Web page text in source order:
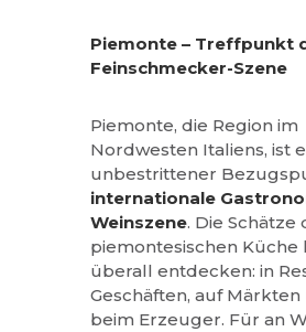
Piemonte – Treffpunkt
Feinschmecker-Szene
Piemonte, die Region im
Nordwesten Italiens, ist
unbestrittener
internationale
Weinszene. Die Schätze
piemontesischen Küche
überall entdecken: in
Geschäften, auf
beim Erzeuger. Für an